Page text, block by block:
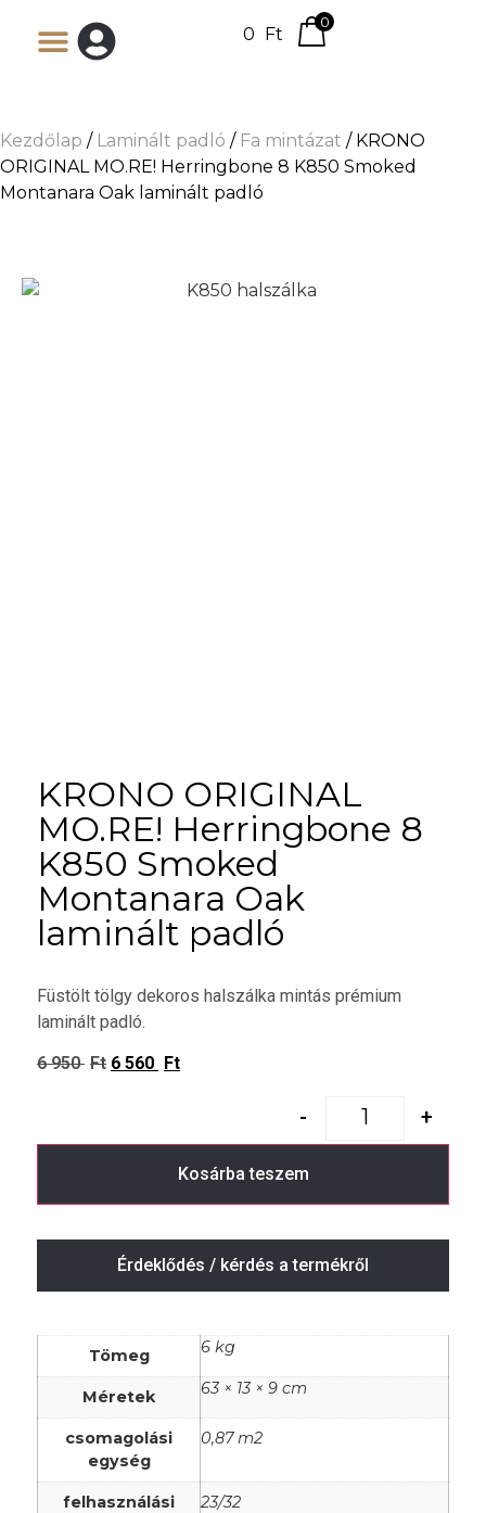
0 Ft
0
Kezdőlap / Laminált padló / Fa mintázat / KRONO
ORIGINAL MO.RE! Herringbone 8 K850 Smoked
Montanara Oak laminált padló
KRONO ORIGINAL
MO.RE! Herringbone 8
K850 Smoked
Montanara Oak
laminált padló
Füstölt tölgy dekoros halszálka mintás prémium
laminált padló.
6 950 Ft 6 560 Ft
- +
Kosárba teszem
Érdeklődés / kérdés a termékről
Tömeg 6 kg
Méretek 63 × 13 × 9 cm
csomagolási
egység
0,87 m2
felhasználási
23/32